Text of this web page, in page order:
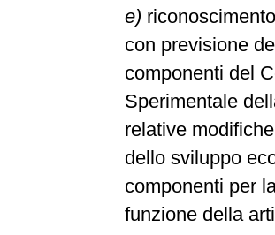
e)
con previsione
componenti del
Sperimentale
relative
dello sviluppo
componenti per
funzione della